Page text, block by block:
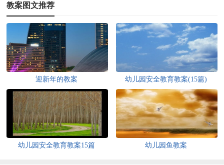
教案图文推荐
迎新年的教案 幼儿园安全教育教案(15篇)
幼儿园安全教育教案15篇 幼儿园鱼教案